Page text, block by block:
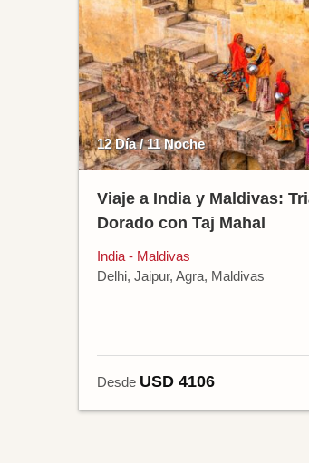
12 Día / 11 Noche
Viaje a India y Maldivas:
Dorado con Taj Mahal
India - Maldivas
Delhi, Jaipur, Agra, Maldivas
Desde USD 4106